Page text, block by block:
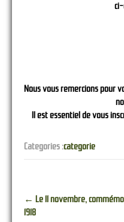
Nous vous remercions pour
Il est essentiel de vous
Categories :categorie
Post
navigation
← Le 11 novembre,
1918